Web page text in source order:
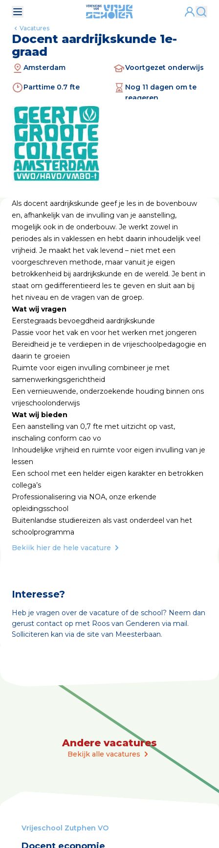
Vacatures
Docent aardrijkskunde 1e-
graad
Amsterdam Voortgezet onderwijs
Parttime 0.7 fte
Nog 11 dagen om te
reageren
Als docent aardrijkskunde geef je les in de bovenbouw
en, afhankelijk van de invulling van je aanstelling,
mogelijk ook in de onderbouw. Je werkt zowel in
periodes als in vaklessen en hebt daarin inhoudelijk veel
vrijheid. Je maakt het vak levend – niet met een
voorgeschreven methode, maar vanuit je eigen
betrokkenheid bij aardrijkskunde en de wereld. Je bent in
staat om gedifferentieerd les te geven en sluit aan bij
het niveau en de vragen van de groep.
Wat wij vragen
Eerstegraads bevoegdheid aardrijkskunde
Passie voor het vak en voor het werken met jongeren
Bereidheid je te verdiepen in de vrijeschoolpedagogie en
daarin te groeien
Ruimte voor eigen invulling combineer je met
samenwerkingsgerichtheid
Een vernieuwende, onderzoekende houding binnen ons
vrijeschoolonderwijs
Wat wij bieden
Een aanstelling van 0,7 fte met uitzicht op vast,
inschaling conform cao vo
Inhoudelijke vrijheid en ruimte voor eigen invulling van je
lessen
Een school met een helder eigen karakter en betrokken
collega’s
Professionalisering via NOA, onze erkende
opleidingsschool
Buitenlandse studiereizen als vast onderdeel van het
schoolprogramma
Bekijk hier de hele vacature
Interesse?
Heb je vragen over de vacature of de school? Neem dan
gerust contact op met Roos van Genderen via mail.
Solliciteren kan via de site van Meesterbaan.
Andere vacatures
Bekijk alle vacatures
Vrijeschool Zutphen VO